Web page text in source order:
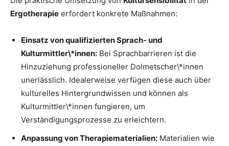
Ergotherapie erfordert konkrete Maßnahmen:
Einsatz von qualifizierten Sprach- und
Kulturmittler\*innen: Bei Sprachbarrieren ist die
Hinzuziehung professioneller Dolmetscher\*innen
unerlässlich. Idealerweise verfügen diese auch über
kulturelles Hintergrundwissen und können als
Kulturmittler\*innen fungieren, um
Verständigungsprozesse zu erleichtern.
Anpassung von Therapiematerialien: Materialien wie